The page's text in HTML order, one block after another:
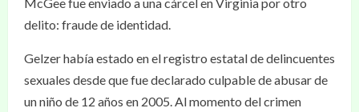
delito: fraude de identidad.
Gelzer había estado en el registro estatal de delincuentes
sexuales desde que fue declarado culpable de abusar de
un niño de 12 años en 2005. Al momento del crimen